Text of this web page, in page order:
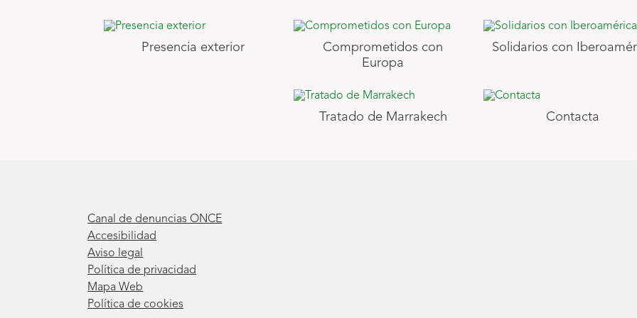
Presencia exterior
Comprometidos con
Europa
Solidarios con
Tratado de Marrakech Contacta
Canal de denuncias ONCE
Accesibilidad
Aviso legal
Política de privacidad
Mapa Web
Política de cookies